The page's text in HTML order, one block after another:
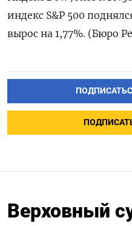
индекс S&P 500
вырос на 1,77%. (Бюро
Верховный